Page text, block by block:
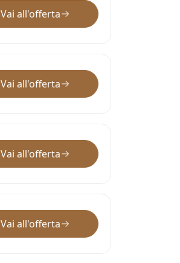
Vai all'offerta
Vai all'offerta
Vai all'offerta
Vai all'offerta